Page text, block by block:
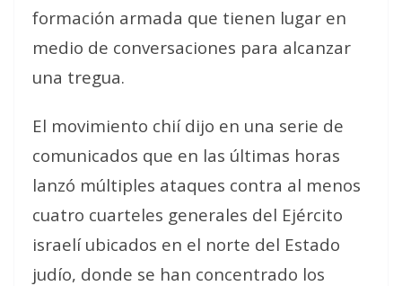
formación armada que tienen lugar en
medio de conversaciones para alcanzar
una tregua.
El movimiento chií dijo en una serie de
comunicados que en las últimas horas
lanzó múltiples ataques contra al menos
cuatro cuarteles generales del Ejército
israelí ubicados en el norte del Estado
judío, donde se han concentrado los